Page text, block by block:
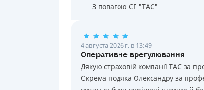
З повагою СГ "ТАС"
4 августа 2026 г. в 13:49
Оперативне врегулювання
Дякую страховій компанії ТАС за
Окрема подяка Олександру за